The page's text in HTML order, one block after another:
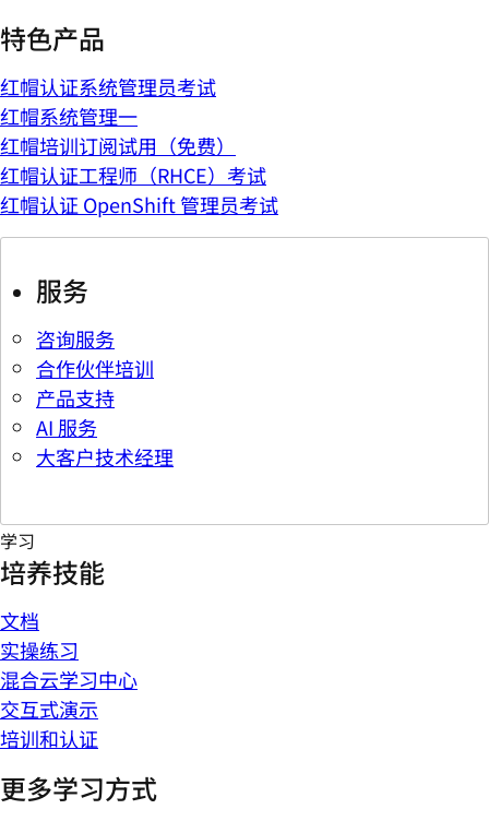
特色产品
红帽认证系统管理员考试
红帽系统管理一
红帽培训订阅试用（免费）
红帽认证工程师（RHCE）考试
红帽认证 OpenShift 管理员考试
服务
咨询服务
合作伙伴培训
产品支持
AI 服务
大客户技术经理
学习
培养技能
文档
实操练习
混合云学习中心
交互式演示
培训和认证
更多学习方式